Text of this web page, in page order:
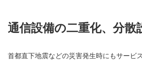
通信設備の二重化、分散
首都直下地震などの災害発生時にもサービ